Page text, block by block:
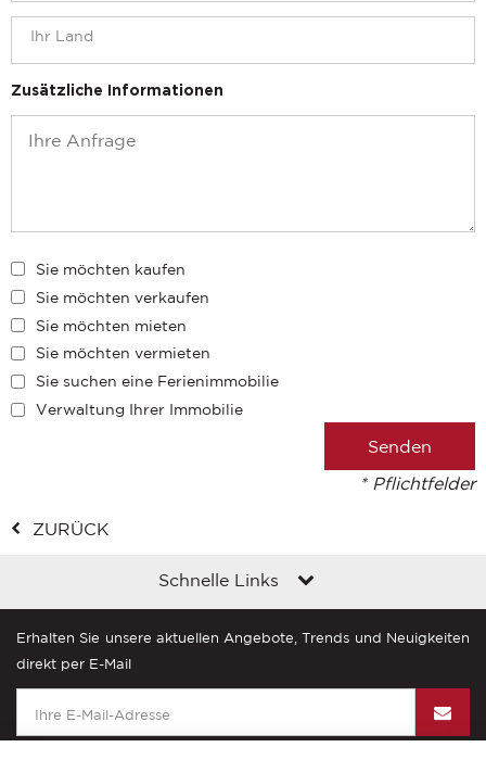
Zusätzliche Informationen
Sie möchten kaufen
Sie möchten verkaufen
Sie möchten mieten
Sie möchten vermieten
Sie suchen eine Ferienimmobilie
Verwaltung Ihrer Immobilie
* Pflichtfelder
ZURÜCK
Schnelle Links
Erhalten Sie unsere aktuellen Angebote, Trends und Neuigkeiten
direkt per E-Mail